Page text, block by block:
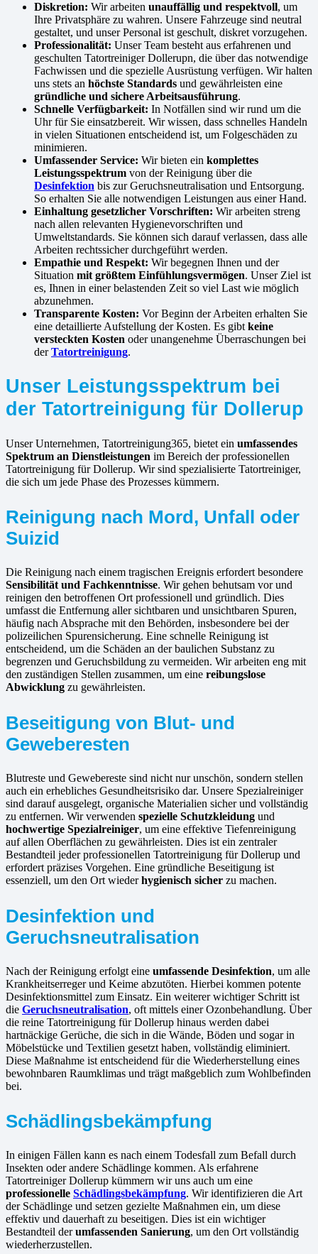
Diskretion: Wir arbeiten unauffällig und respektvoll, um
Ihre Privatsphäre zu wahren. Unsere Fahrzeuge sind neutral
gestaltet, und unser Personal ist geschult, diskret vorzugehen.
Professionalität: Unser Team besteht aus erfahrenen und
geschulten Tatortreiniger Dollerupn, die über das notwendige
Fachwissen und die spezielle Ausrüstung verfügen. Wir halten
uns stets an höchste Standards und gewährleisten eine
gründliche und sichere Arbeitsausführung.
Schnelle Verfügbarkeit: In Notfällen sind wir rund um die
Uhr für Sie einsatzbereit. Wir wissen, dass schnelles Handeln
in vielen Situationen entscheidend ist, um Folgeschäden zu
minimieren.
Umfassender Service: Wir bieten ein komplettes
Leistungsspektrum von der Reinigung über die
Desinfektion bis zur Geruchsneutralisation und Entsorgung.
So erhalten Sie alle notwendigen Leistungen aus einer Hand.
Einhaltung gesetzlicher Vorschriften: Wir arbeiten streng
nach allen relevanten Hygienevorschriften und
Umweltstandards. Sie können sich darauf verlassen, dass alle
Arbeiten rechtssicher durchgeführt werden.
Empathie und Respekt: Wir begegnen Ihnen und der
Situation mit größtem Einfühlungsvermögen. Unser Ziel ist
es, Ihnen in einer belastenden Zeit so viel Last wie möglich
abzunehmen.
Transparente Kosten: Vor Beginn der Arbeiten erhalten Sie
eine detaillierte Aufstellung der Kosten. Es gibt keine
versteckten Kosten oder unangenehme Überraschungen bei
derTatortreinigung.
Unser Leistungsspektrum bei
der Tatortreinigung für Dollerup
Unser Unternehmen, Tatortreinigung365, bietet ein umfassendes
Spektrum an Dienstleistungen im Bereich der professionellen
Tatortreinigung für Dollerup. Wir sind spezialisierte Tatortreiniger,
die sich um jede Phase des Prozesses kümmern.
Reinigung nach Mord, Unfall oder
Suizid
Die Reinigung nach einem tragischen Ereignis erfordert besondere
Sensibilität und Fachkenntnisse. Wir gehen behutsam vor und
reinigen den betroffenen Ort professionell und gründlich. Dies
umfasst die Entfernung aller sichtbaren und unsichtbaren Spuren,
häufig nach Absprache mit den Behörden, insbesondere bei der
polizeilichen Spurensicherung. Eine schnelle Reinigung ist
entscheidend, um die Schäden an der baulichen Substanz zu
begrenzen und Geruchsbildung zu vermeiden. Wir arbeiten eng mit
den zuständigen Stellen zusammen, um eine reibungslose
Abwicklung zu gewährleisten.
Beseitigung von Blut- und
Geweberesten
Blutreste und Gewebereste sind nicht nur unschön, sondern stellen
auch ein erhebliches Gesundheitsrisiko dar. Unsere Spezialreiniger
sind darauf ausgelegt, organische Materialien sicher und vollständig
zu entfernen. Wir verwenden spezielle Schutzkleidung und
hochwertige Spezialreiniger, um eine effektive Tiefenreinigung
auf allen Oberflächen zu gewährleisten. Dies ist ein zentraler
Bestandteil jeder professionellen Tatortreinigung für Dollerup und
erfordert präzises Vorgehen. Eine gründliche Beseitigung ist
essenziell, um den Ort wiederhygienisch sicher zu machen.
Desinfektion und
Geruchsneutralisation
Nach der Reinigung erfolgt eine umfassende Desinfektion, um alle
Krankheitserreger und Keime abzutöten. Hierbei kommen potente
Desinfektionsmittel zum Einsatz. Ein weiterer wichtiger Schritt ist
die Geruchsneutralisation, oft mittels einer Ozonbehandlung. Über
die reine Tatortreinigung für Dollerup hinaus werden dabei
hartnäckige Gerüche, die sich in die Wände, Böden und sogar in
Möbelstücke und Textilien gesetzt haben, vollständig eliminiert.
Diese Maßnahme ist entscheidend für die Wiederherstellung eines
bewohnbaren Raumklimas und trägt maßgeblich zum Wohlbefinden
bei.
Schädlingsbekämpfung
In einigen Fällen kann es nach einem Todesfall zum Befall durch
Insekten oder andere Schädlinge kommen. Als erfahrene
Tatortreiniger Dollerup kümmern wir uns auch um eine
professionelle Schädlingsbekämpfung. Wir identifizieren die Art
der Schädlinge und setzen gezielte Maßnahmen ein, um diese
effektiv und dauerhaft zu beseitigen. Dies ist ein wichtiger
Bestandteil derumfassenden Sanierung, um den Ort vollständig
wiederherzustellen.